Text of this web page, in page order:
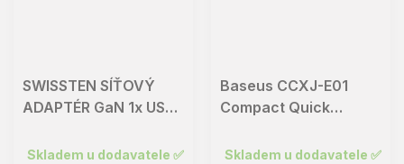
SWISSTEN SÍŤOVÝ
ADAPTÉR GaN 1x USB-
DELIVERY ČERNÝ
Skladem u dodavatele ✅
Baseus CCXJ-E01
Compact Quick
Black
Skladem u dodavatele ✅